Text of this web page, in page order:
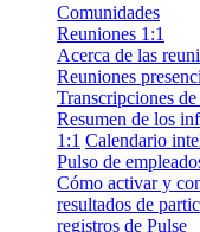
Comunidades
Reuniones 1:1
Acerca de las
Reuniones
Transcripciones
Resumen de los
1:1 Calendario
Pulso de
Cómo activar y
resultados de
registros de Pulse